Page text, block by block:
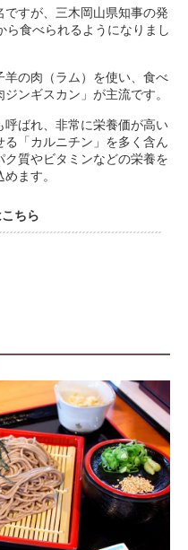
すが、三木岡山県知事の発
食べられるようになりまし
の肉（ラム）を使い、食べ
ンギスカン」が主流です。
ばれ、非常に栄養価が高い
「カルニチン」を多く含ん
質やビタミンなどの栄養を
ます。
ちら